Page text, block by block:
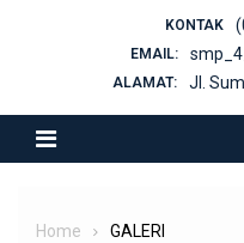
KONTAK
EMAIL:
ALAMAT: Jl.
Home GALERI